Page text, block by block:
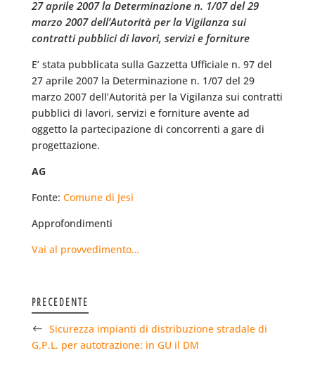
27 aprile 2007 la Determinazione n. 1/07 del 29
marzo 2007 dell’Autorità per la Vigilanza sui
contratti pubblici di lavori, servizi e forniture
E’ stata pubblicata sulla Gazzetta Ufficiale n. 97 del
27 aprile 2007 la Determinazione n. 1/07 del 29
marzo 2007 dell’Autorità per la Vigilanza sui contratti
pubblici di lavori, servizi e forniture avente ad
oggetto la partecipazione di concorrenti a gare di
progettazione.
AG
Fonte: Comune di Jesi
Approfondimenti
Vai al provvedimento…
PRECEDENTE
Sicurezza impianti di distribuzione stradale di
G.P.L. per autotrazione: in GU il DM